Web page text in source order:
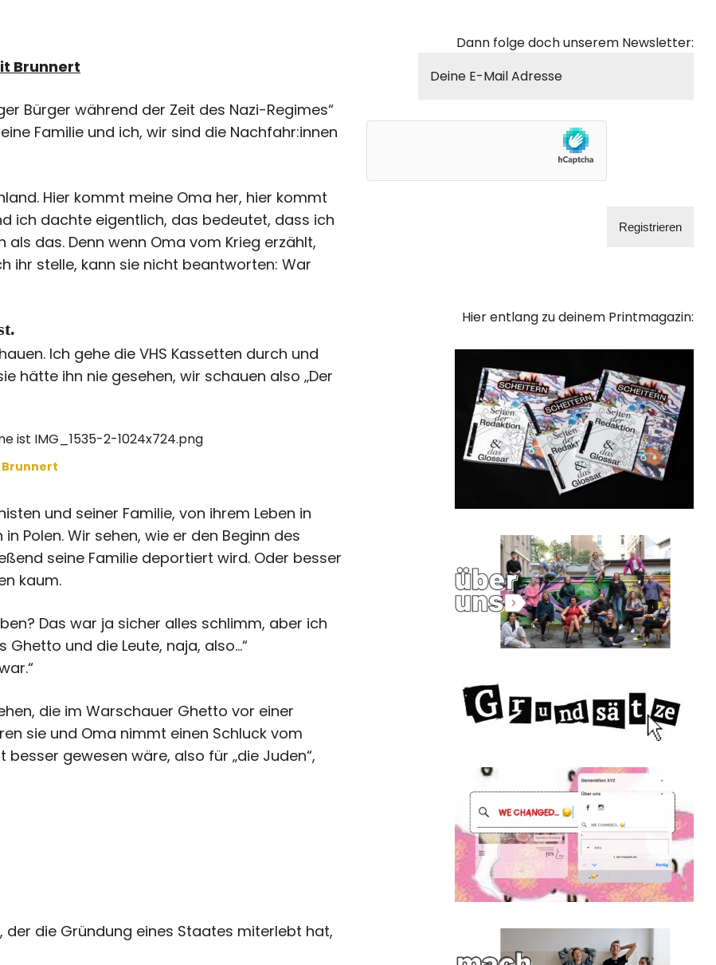
Brunnert
Bürger während der Zeit des Nazi-Regimes“
Familie und ich, wir sind die Nachfahr:innen
Hier kommt meine Oma her, hier kommt
ich dachte eigentlich, das bedeutet, dass ich
das. Denn wenn Oma vom Krieg erzählt,
ihr stelle, kann sie nicht beantworten: War
Ich gehe die VHS Kassetten durch und
hätte ihn nie gesehen, wir schauen also „Der
und seiner Familie, von ihrem Leben in
Polen. Wir sehen, wie er den Beginn des
seine Familie deportiert wird. Oder besser
kaum.
Das war ja sicher alles schlimm, aber ich
und die Leute, naja, also…“
die im Warschauer Ghetto vor einer
sie und Oma nimmt einen Schluck vom
gewesen wäre, also für „die Juden“,
der die Gründung eines Staates miterlebt hat,
Dann folge doch unserem Newsletter:
Hier entlang zu deinem Printmagazin: